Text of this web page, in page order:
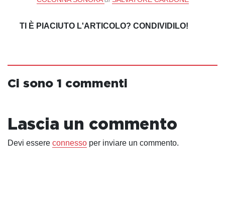
TI È PIACIUTO L'ARTICOLO? CONDIVIDILO!
Ci sono 1 commenti
Lascia un commento
Devi essere connesso per inviare un commento.